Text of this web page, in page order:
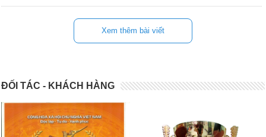
Xem thêm bài viết
ĐỐI TÁC - KHÁCH HÀNG